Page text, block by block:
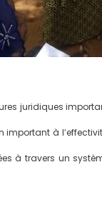
juridiques
à
à travers un